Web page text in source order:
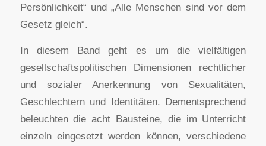
Persönlichkeit“ und „Alle Menschen sind vor dem
Gesetz gleich“.
In diesem Band geht es um die vielfältigen
gesellschaftspolitischen Dimensionen rechtlicher
und sozialer Anerkennung von Sexualitäten,
Geschlechtern und Identitäten. Dementsprechend
beleuchten die acht Bausteine, die im Unterricht
einzeln eingesetzt werden können, verschiedene